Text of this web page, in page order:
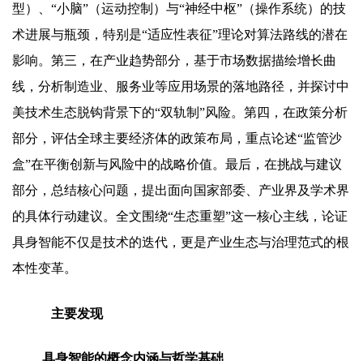
型）、“小脑”（运动控制）与“神经中枢”（操作系统）的技
术进展与瓶颈，特别是“适应性表征”理论对算法路线的潜在
影响。第三，在产业趋势部分，基于市场数据描绘增长曲
线，分析制造业、服务业等应用场景的落地路径，并探讨中
美技术生态脱钩背景下的“双轨制”风险。第四，在政策分析
部分，评估全球主要经济体的政策布局，重点论述“监管沙
盒”在平衡创新与风险中的战略价值。最后，在挑战与建议
部分，总结核心问题，提出面向国家部委、产业界及学术界
的具体行动建议。全文围绕“生态重塑”这一核心主线，论证
具身智能不仅是技术的迭代，更是产业生态与治理范式的根
本性变革。
主要发现
具身智能的概念内涵与哲学基础